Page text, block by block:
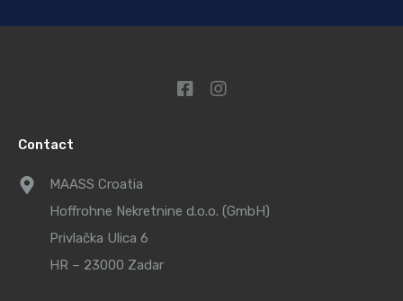
Contact
MAASS Croatia
Hoffrohne Nekretnine d.o.o. (GmbH)
Privlačka Ulica 6
HR – 23000 Zadar